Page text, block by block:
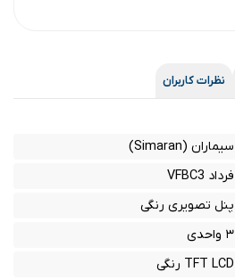
نظرات کاربران
سیماران (Simaran)
فرداد VFBC3
پنل تصویری رنگی
۳ واحدی
TFT LCD رنگی